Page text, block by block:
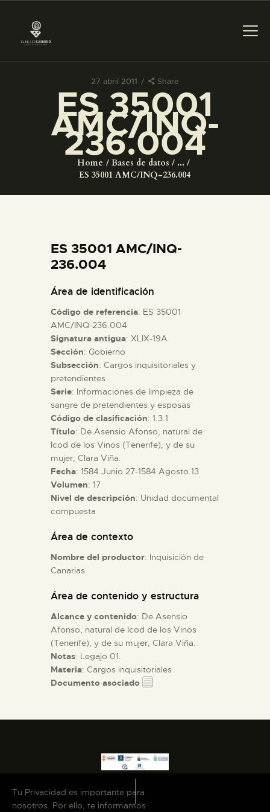
27 abril 2011 Share
ES 35001
AMC/INQ-
236.004
Home Bases de datos
...
ES 35001 AMC/INQ-236.004
PREPARAR LA VISITA
ACTIVIDADES
COLECCIONES
ESPAÑOL
PREPARAR LA VISITA
ACTIVIDADES
█
EL MUSEO
COLECCIONES
DIDÁCTICA
ESPAÑOL
ES 35001 AMC/INQ-
236.004
Área de identificación
Código de referencia: ES 35001
AMC/INQ-236.004
Signatura antigua: XLIX-19A
Sección: Gobierno
Subsección: Cargos inquisitoriales y
pretendientes
Serie: Informaciones de limpieza de
sangre de pretendientes y esposas
Código de clasificación: 1.3.1
Título: De Asensio Afonso, natural de
Icod de los Vinos (Tenerife), y de su
mujer, Clara Viña.
Fecha: 1584.Junio.27-1584.Agosto.13
Volumen: 17
Nivel de descripción: Unidad documental
compuesta
Área de contexto
Nombre del productor: Inquisición de
Canarias
Área de contenido y estructura
Alcance y contenido: De Asensio
Afonso, natural de Icod de los Vinos
(Tenerife), y de su mujer, Clara Viña.
Notas: Legajo 01.
Materia: Cargos inquisitoriales
Documento asociado
Tu Privacidad es importante para
nosotros. Por ello, te informamos